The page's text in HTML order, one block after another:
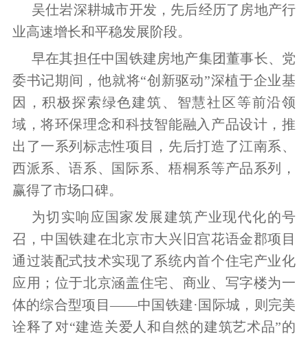
吴仕岩深耕城市开发，先后经历了房地产行
业高速增长和平稳发展阶段。
早在其担任中国铁建房地产集团董事长、党
委书记期间，他就将“创新驱动”深植于企业基
因，积极探索绿色建筑、智慧社区等前沿领
域，将环保理念和科技智能融入产品设计，推
出了一系列标志性项目，先后打造了江南系、
西派系、语系、国际系、梧桐系等产品系列，
赢得了市场口碑。
为切实响应国家发展建筑产业现代化的号
召，中国铁建在北京市大兴旧宫花语金郡项目
通过装配式技术实现了系统内首个住宅产业化
应用；位于北京涵盖住宅、商业、写字楼为一
体的综合型项目——中国铁建·国际城，则完美
诠释了对“建造关爱人和自然的建筑艺术品”的